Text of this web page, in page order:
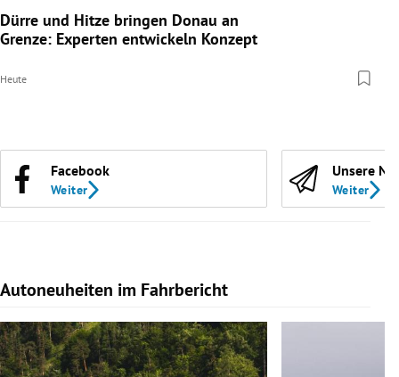
Dürre und Hitze bringen Donau an
Grenze: Experten entwickeln Konzept
Heute
Facebook
Weiter
Unsere
Weiter
Autoneuheiten im Fahrbericht
Slide 1 von 7